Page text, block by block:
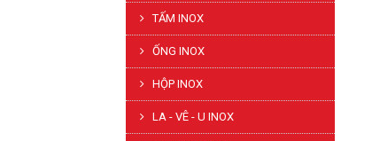
TẤM INOX
ỐNG INOX
HỘP INOX
LA - VÊ - U INOX